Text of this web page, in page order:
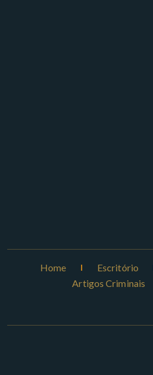
Home Escritório
Artigos Criminais